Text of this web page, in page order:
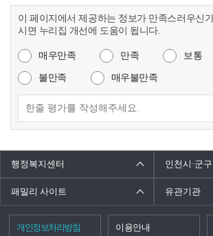
이 페이지에서 제공하는 정보가 만족스러우신
시면 누리집 개선에 도움이 됩니다.
매우만족 만족 보통
불만족 매우불만족
행정복지센터 인천시·군구
패밀리 사이트 유관기관
개인정보처리방침 이용안내